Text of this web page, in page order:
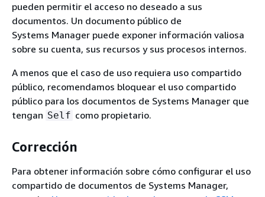
pueden permitir el acceso no deseado a sus
documentos. Un documento público de
Systems Manager puede exponer información valiosa
sobre su cuenta, sus recursos y sus procesos internos.
A menos que el caso de uso requiera uso compartido
público, recomendamos bloquear el uso compartido
público para los documentos de Systems Manager que
tengan Self como propietario.
Corrección
Para obtener información sobre cómo configurar el uso
compartido de documentos de Systems Manager,